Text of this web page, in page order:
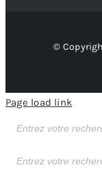
©
Page load link
de
de